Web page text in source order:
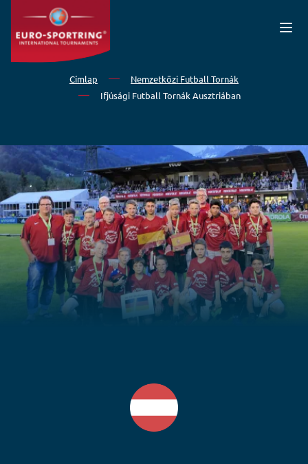
Ugrás a tartalomra
Címlap
Nemzetközi Futball Tornák
Ifjúsági Futball Tornák Ausztriában